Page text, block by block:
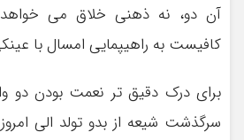
آن دو، نه ذهنی خلاق می
کافیست به راهیپمایی امسال با
برای درک دقیق تر نعمت بودن دو
سرگذشت شیعه از بدو تولد الی